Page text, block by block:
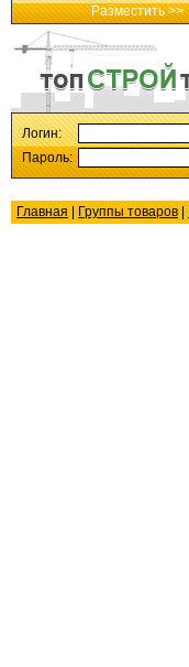
Разместить >>
Логин:
Пароль:
Главная Группы товаров